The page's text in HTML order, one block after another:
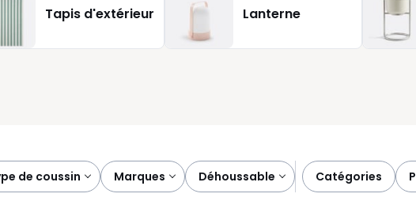
adaptées à la vie en plein air. Pour les garder beaux plus
cas d’intempéries prolongées. Envie d’un extérieur plus
associez-les à un tapis d’extérieur et composez un
Tapis d'extérieur Lanterne
de coussin marques déhoussable catégories